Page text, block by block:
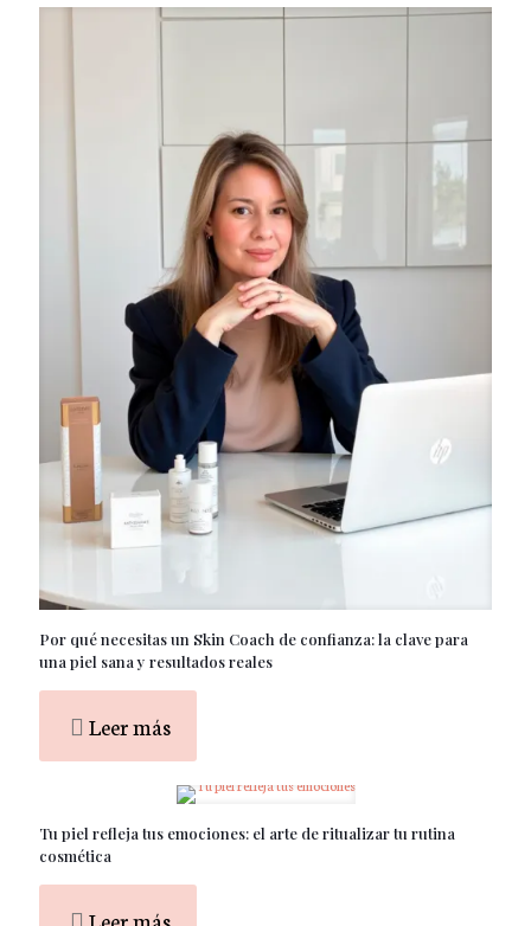
Por qué necesitas un Skin Coach de confianza: la clave para
una piel sana y resultados reales
Leer más
Tu piel refleja tus emociones: el arte de ritualizar tu rutina
cosmética